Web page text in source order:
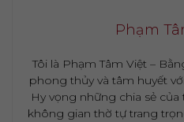
Phạm
Tôi là Phạm Tâm Việt –
phong thủy và tâm huyết
Hy vọng những chia sẻ
không gian thờ tự trang